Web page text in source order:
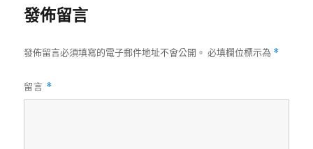
發佈留言
發佈留言必須填寫的電子郵件地址不會公開。 必填欄位標示為 *
留言 *